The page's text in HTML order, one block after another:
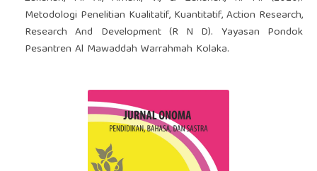
Metodologi Penelitian Kualitatif, Kuantitatif, Action Research,
Research And Development (R N D). Yayasan Pondok
Pesantren Al Mawaddah Warrahmah Kolaka.